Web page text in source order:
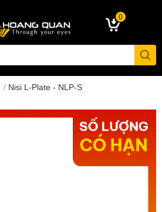
0
/ Nisi L-Plate - NLP-S